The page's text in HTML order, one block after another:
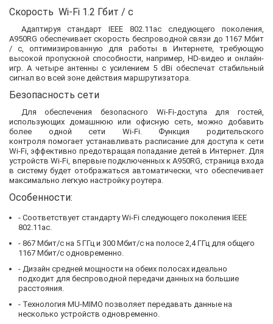
Скорость Wi-Fi 1.2 Гбит / с
Адаптируя стандарт IEEE 802.11ac следующего поколения,
A950RG обеспечивает скорость беспроводной связи до 1167 Мбит
/ с, оптимизированную для работы в Интернете, требующую
высокой пропускной способности, например, HD-видео и онлайн-
игр. А четыре антенны с усилением 5 dBi обеспечат стабильный
сигнал во всей зоне действия маршрутизатора.
Безопасность сети
Для обеспечения безопасного Wi-Fi-доступа для гостей,
использующих домашнюю или офисную сеть, можно добавить
более одной сети Wi-Fi. Функция родительского
контроля помогает устанавливать расписание для доступа к сети
Wi-Fi, эффективно предотвращая попадание детей в Интернет. Для
устройств Wi-Fi, впервые подключенных к A950RG, страница входа
в систему будет отображаться автоматически, что обеспечивает
максимально легкую настройку роутера.
Особенности:
- Соответствует стандарту Wi-Fi следующего поколения IEEE
802.11ac.
- 867 Мбит/c на 5 ГГц и 300 Мбит/с на полосе 2,4 ГГц для общего
1167 Мбит/с одновременно.
- Дизайн средней мощности на обеих полосах идеально
подходит для беспроводной передачи данных на большие
расстояния.
- Технология MU-MIMO позволяет передавать данные на
несколько устройств одновременно.